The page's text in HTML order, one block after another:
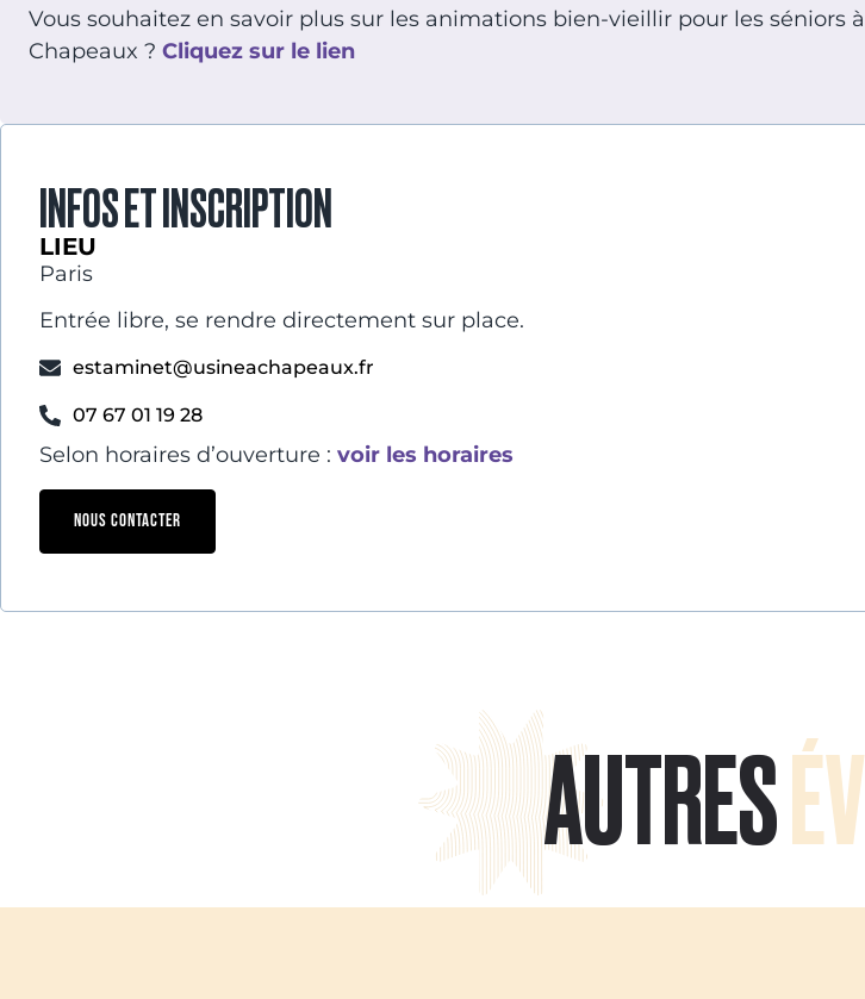
Vous souhaitez en savoir plus sur les animations bien-vieillir pour les séniors à
Chapeaux ? Cliquez sur le lien
INFOS ET INSCRIPTION
LIEU
Paris
Entrée libre, se rendre directement sur place.
estaminet@usineachapeaux.fr
07 67 01 19 28
Selon horaires d’ouverture : voir les horaires
NOUS CONTACTER
AUTRES